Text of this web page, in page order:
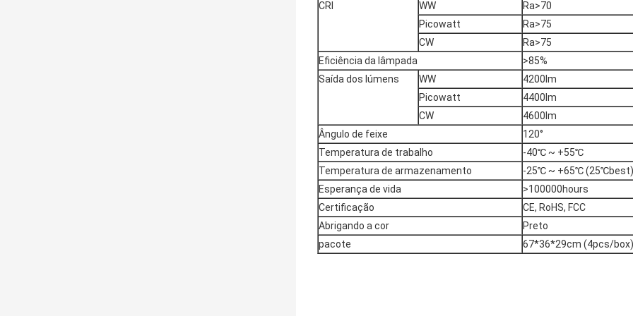
CRI WW
Ra>70
Picowatt
Ra>75
CW
Ra>75
Eficiência da lâmpada
>85%
Saída dos lúmens
WW
4200lm
Picowatt
4400lm
CW
4600lm
Ângulo de feixe
120°
Temperatura de trabalho
-40℃ ~ +55℃
Temperatura de armazenamento
-25℃ ~ +65℃ (25℃best)
Esperança de vida
>100000hours
Certificação
CE, RoHS, FCC
Abrigando a cor
Preto
pacote
67*36*29cm (4pcs/box)